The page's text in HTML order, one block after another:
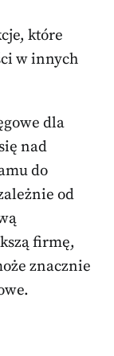
które
w innych
dla
nad
do
od
firmę,
znacznie